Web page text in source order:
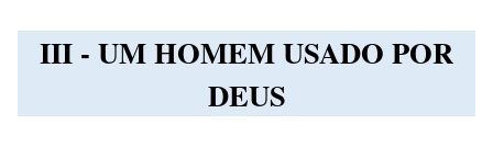
III - UM HOMEM USADO POR
DEUS